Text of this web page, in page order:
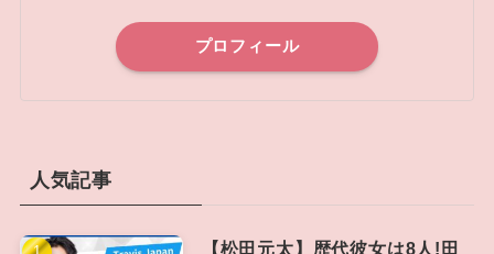
プロフィール
人気記事
【松田元太】歴代彼女は8人!田